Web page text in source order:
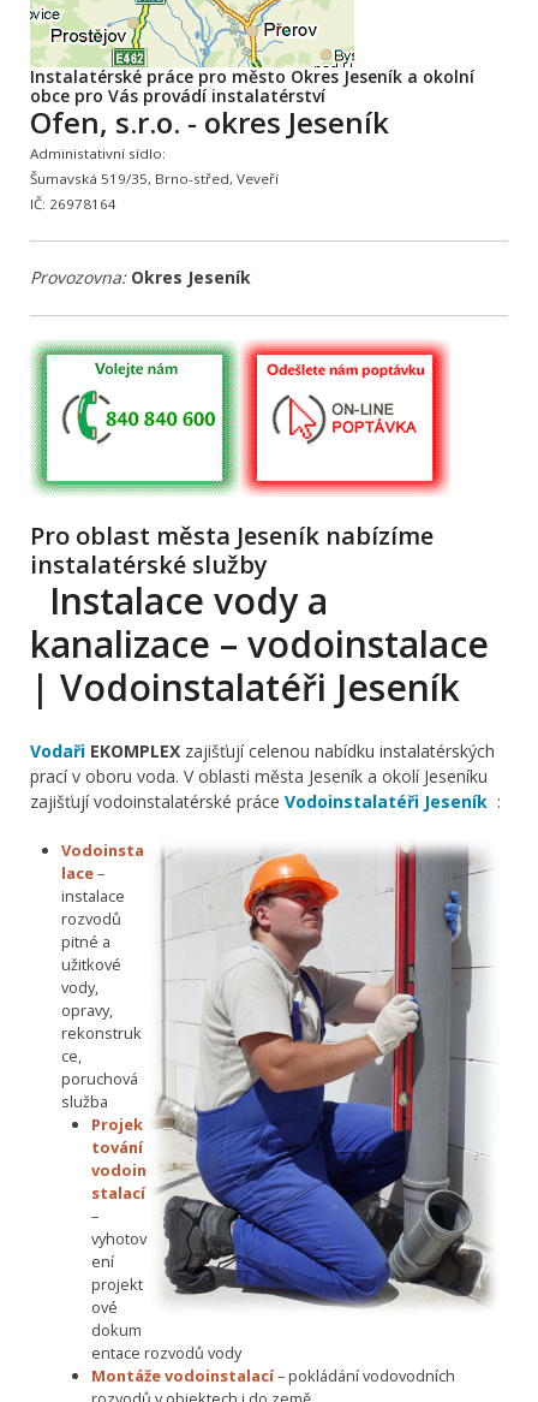
Instalatérské práce pro město Okres Jeseník a okolní
obce pro Vás provádí instalatérství
Ofen, s.r.o. - okres Jeseník
Administativní sídlo:
Šumavská 519/35, Brno-střed, Veveří
IČ: 26978164
Provozovna: Okres Jeseník
Pro oblast města Jeseník nabízíme
instalatérské služby
Instalace vody a
kanalizace – vodoinstalace
| Vodoinstalatéři Jeseník
Vodaři EKOMPLEX zajišťují celenou nabídku instalatérských
prací v oboru voda. V oblasti města Jeseník a okolí Jeseníku
zajišťují vodoinstalatérské práce Vodoinstalatéři Jeseník :
Vodoinsta
lace–
instalace
rozvodů
pitné a
užitkové
vody,
opravy,
rekonstruk
ce,
poruchová
služba
Projek
tování
vodoin
stalací
–
vyhotov
ení
projekt
ové
dokum
entace rozvodů vody
Montáže vodoinstalací– pokládání vodovodních